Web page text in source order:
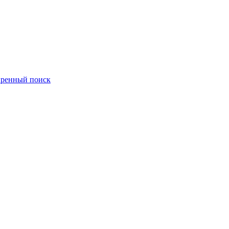
поиск